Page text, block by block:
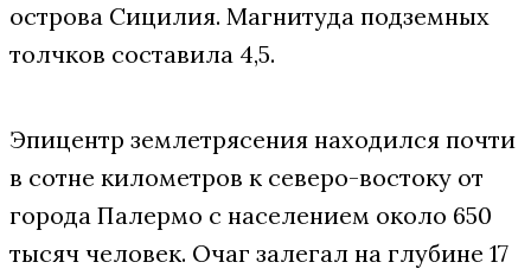
острова Сицилия. Магнитуда подземных
толчков составила 4,5.
Эпицентр землетрясения находился почти
в сотне километров к северо-востоку от
города Палермо с населением около 650
тысяч человек. Очаг залегал на глубине 17